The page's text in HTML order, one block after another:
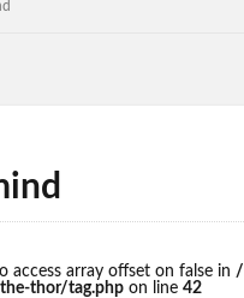
access array offset on false in
thor/tag.php on line 42